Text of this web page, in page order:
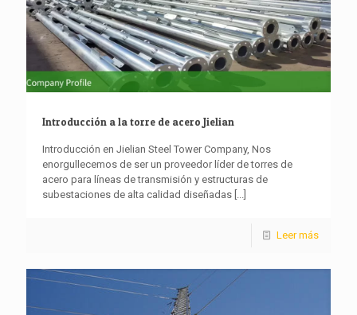
Introducción a la torre de acero Jielian
Introducción en Jielian Steel Tower Company, Nos
enorgullecemos de ser un proveedor líder de torres de
acero para líneas de transmisión y estructuras de
subestaciones de alta calidad diseñadas [...]
Leer más